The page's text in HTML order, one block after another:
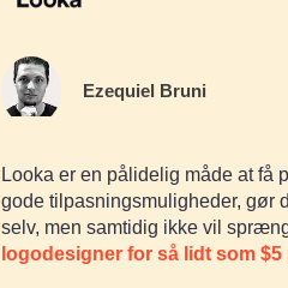
Ezequiel Bruni
Looka er en pålidelig måde at få
gode tilpasningsmuligheder, gør
selv, men samtidig ikke vil
logodesigner for så lidt som $5